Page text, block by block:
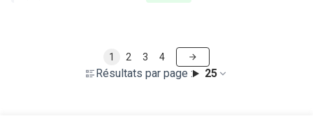
Résultats par page : 25
1 2 3 4